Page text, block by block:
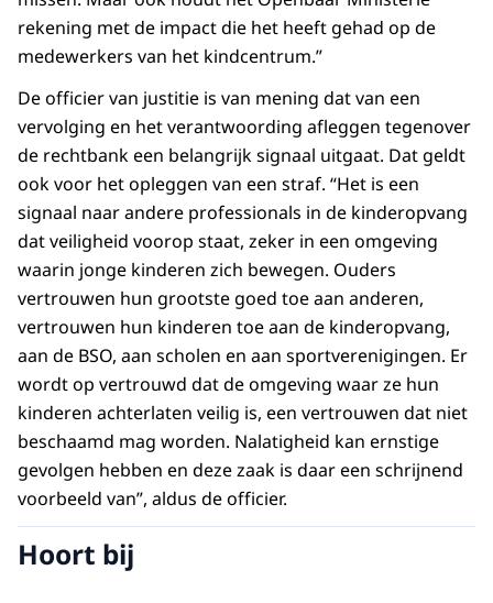
rekening met de impact die het heeft gehad op de
medewerkers van het kindcentrum.”
De officier van justitie is van mening dat van een
vervolging en het verantwoording afleggen tegenover
de rechtbank een belangrijk signaal uitgaat. Dat geldt
ook voor het opleggen van een straf. “Het is een
signaal naar andere professionals in de kinderopvang
dat veiligheid voorop staat, zeker in een omgeving
waarin jonge kinderen zich bewegen. Ouders
vertrouwen hun grootste goed toe aan anderen,
vertrouwen hun kinderen toe aan de kinderopvang,
aan de BSO, aan scholen en aan sportverenigingen. Er
wordt op vertrouwd dat de omgeving waar ze hun
kinderen achterlaten veilig is, een vertrouwen dat niet
beschaamd mag worden. Nalatigheid kan ernstige
gevolgen hebben en deze zaak is daar een schrijnend
voorbeeld van”, aldus de officier.
Hoort bij